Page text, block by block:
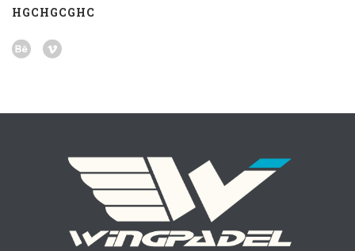
HGCHGCGHC